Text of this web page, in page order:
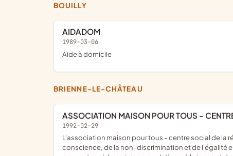
BOUILLY
AIDADOM
1989-03-06
Aide à domicile
BRIENNE-LE-CHÂTEAU
ASSOCIATION MAISON POUR TOUS -
1992-02-29
l'association maison pour tous - centre social de la région de brienne, association d'éducation populaire ouverte à tous dans le respect des principes de la liberté de
conscience, de la non-discrimination et de l'égalité